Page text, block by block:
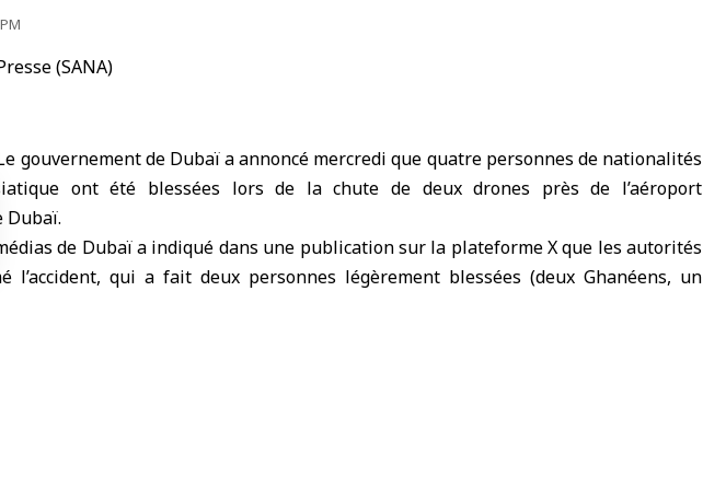
gouvernement de Dubaï a annoncé mercredi que quatre personnes de nationalités
ont été blessées lors de la chute de deux drones près de l’aéroport
Dubaï.
médias de Dubaï a indiqué dans une publication sur la plateforme X que les autorités
l’accident, qui a fait deux personnes légèrement blessées (deux Ghanéens, un